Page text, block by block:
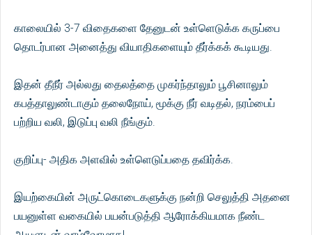
காலையில் 3-7 விதைகளை தேனுடன் உள்ளெடுக்க கருப்பை
தொடர்பான அனைத்து வியாதிகளையும் தீர்க்கக் கூடியது.
இதன் தீநீர் அல்லது தைலத்தை முகர்ந்தாலும் பூசினாலும்
கபத்தாலுண்டாகும் தலைநோய், மூக்கு நீர் வடிதல், நரம்பைப்
பற்றிய வலி, இடுப்பு வலி நீங்கும்.
குறிப்பு- அதிக அளவில் உள்ளெடுப்பதை தவிர்க்க.
இயற்கையின் அருட்கொடைகளுக்கு நன்றி செலுத்தி அதனை
பயனுள்ள வகையில் பயன்படுத்தி ஆரோக்கியமாக நீண்ட